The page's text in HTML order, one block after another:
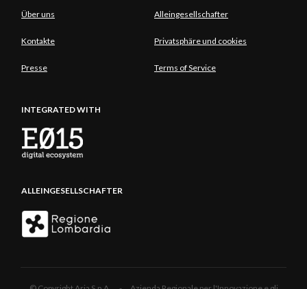
Über uns Alleingesellschafter
Kontakte Privatsphäre und cookies
Presse Terms of Service
INTEGRATED WITH
ALLEINGESELLSCHAFTER